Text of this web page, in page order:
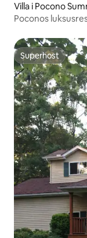
Villa i Pocono
Poconos
Superhost
Superhost